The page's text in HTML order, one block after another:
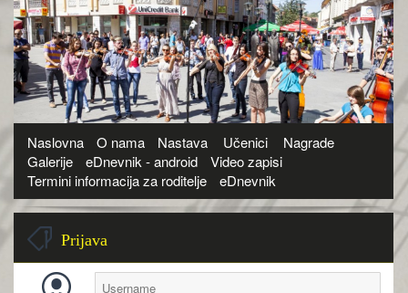
Naslovna O nama Nastava Učenici
Nagrade
Galerije
eDnevnik - android
Video zapisi
Termini informacija za roditelje
eDnevnik
Prijava